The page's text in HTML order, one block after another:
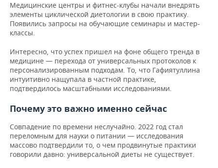
Медицинские центры и фитнес-клубы начали внедрять
элементы циклической диетологии в свою практику.
Появились запросы на обучающие семинары и мастер-
классы.
Интересно, что успех пришел на фоне общего тренда в
медицине — перехода от универсальных протоколов к
персонализированным подходам. То, что Гафиятуллина
интуитивно нащупала в частной практике,
подтвердилось масштабными исследованиями.
Почему это важно именно сейчас
Совпадение по времени неслучайно. 2022 год стал
переломным для науки о питании — исследования
массово подтвердили то, о чем продвинутые практики
говорили давно: универсальной диеты не существует.